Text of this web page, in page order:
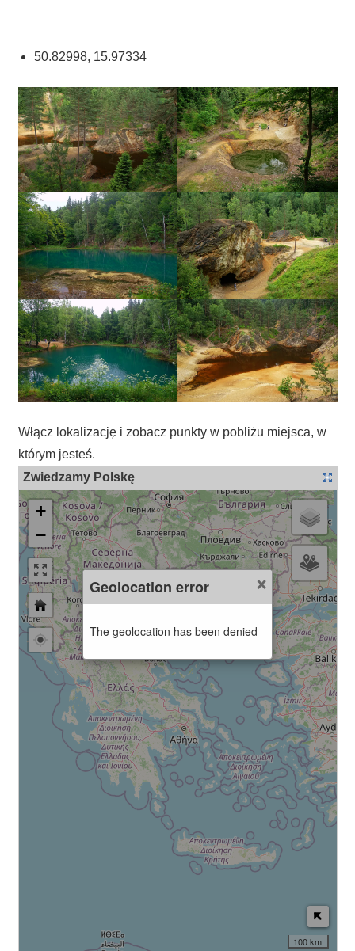
50.82998, 15.97334
Włącz lokalizację i zobacz punkty w pobliżu miejsca, w
którym jesteś.
Zwiedzamy Polskę
+
−
100 km
×
Geolocation error
The geolocation has been denied